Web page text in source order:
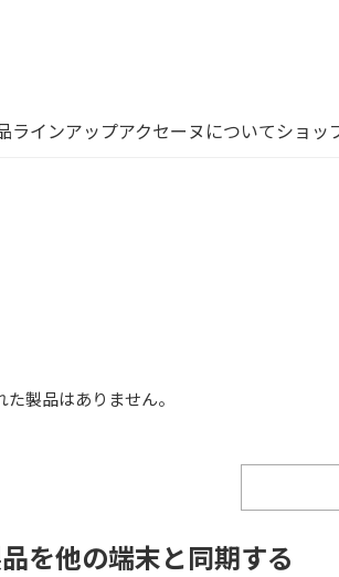
ラインアップアクセーヌについてショッ
製品はありません。
を他の端末と同期する